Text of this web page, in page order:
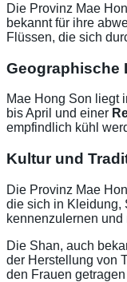
Die Provinz Mae
bekannt für ihre
Flüssen, die sich
Geographische
Mae Hong Son liegt
bis April und einer
empfindlich kühl
Kultur und
Die Provinz Mae
die sich in Kleidung,
kennenzulernen
Die Shan, auch
der Herstellung von
den Frauen